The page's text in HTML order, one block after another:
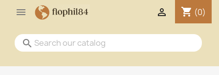
 shopping_cart (0)

search